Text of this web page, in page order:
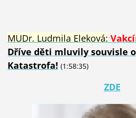
MUDr. Ludmila Eleková:
Dříve děti mluvily souvisle
Katastrofa! (1:58:35)
ZDE